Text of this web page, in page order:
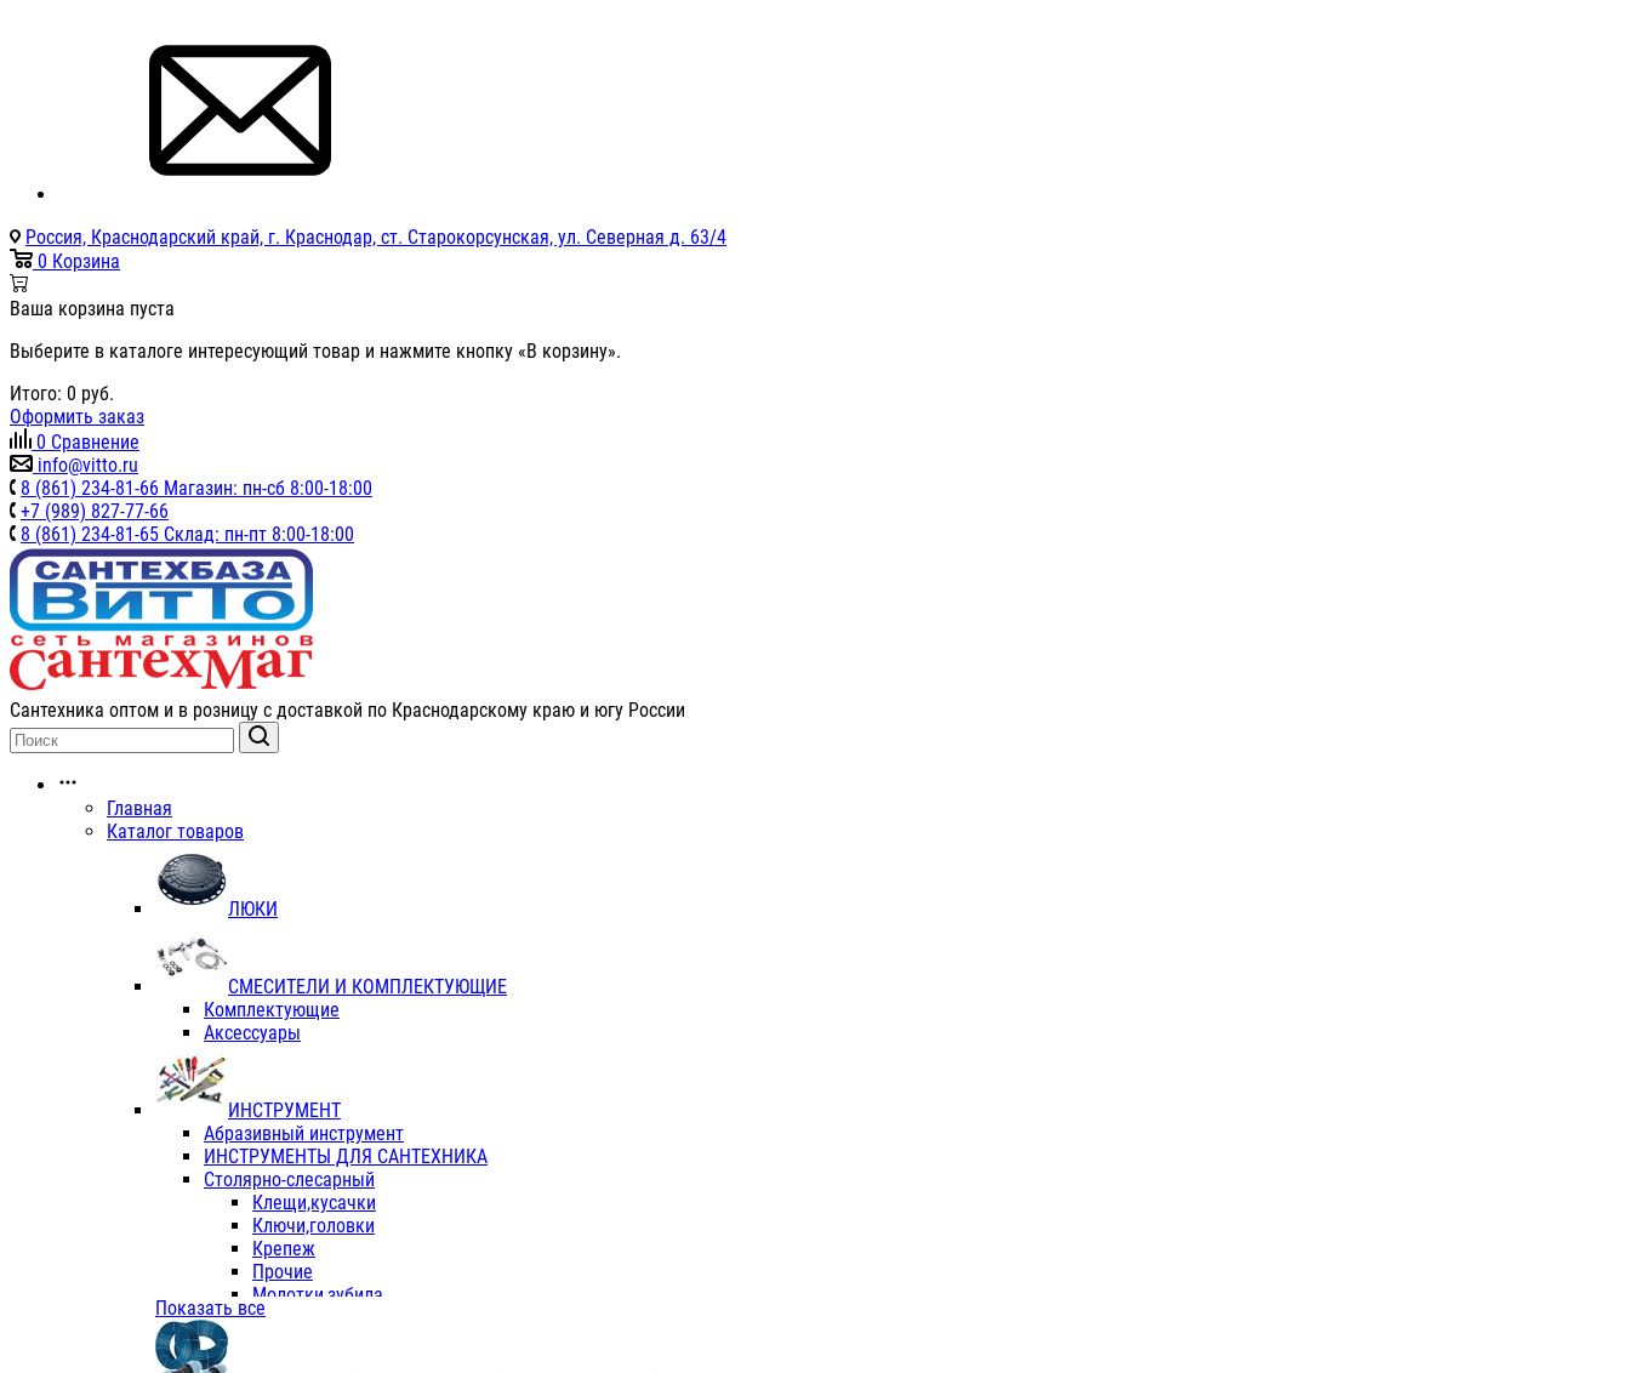
Россия, Краснодарский край, г. Краснодар, ст. Старокорсунская, ул. Северная д. 63/4
0 Корзина
Ваша корзина пуста
Выберите в каталоге интересующий товар и нажмите кнопку «В корзину».
Итого: 0 руб.
Оформить заказ
0 Сравнение
info@vitto.ru
8 (861) 234-81-66 Магазин: пн-сб 8:00-18:00
+7 (989) 827-77-66
8 (861) 234-81-65 Склад: пн-пт 8:00-18:00
Сантехника оптом и в розницу с доставкой по Краснодарскому краю и югу России
Главная
Каталог товаров
ЛЮКИ
СМЕСИТЕЛИ И КОМПЛЕКТУЮЩИЕ
Комплектующие
Аксессуары
ИНСТРУМЕНТ
Абразивный инструмент
ИНСТРУМЕНТЫ ДЛЯ САНТЕХНИКА
Столярно-слесарный
Клещи,кусачки
Ключи,головки
Крепеж
Прочие
Молотки,зубила
Пассатижи,тонкогубцы,утконосы
Показать все